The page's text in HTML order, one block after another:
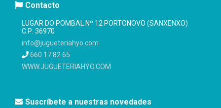
Contacto
LUGAR DO POMBAL Nº 12 PORTONOVO (SANXENXO)
C.P: 36970
info@jugueteriahyo.com
660 17 82 65
WWW.JUGUETERIAHYO.COM
Suscríbete a nuestras novedades